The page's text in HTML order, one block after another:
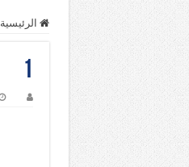
الرئيسية
1